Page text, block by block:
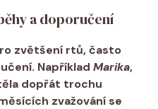
a doporučení
zvětšení rtů, často
Například Marika,
dopřát trochu
zvažování se